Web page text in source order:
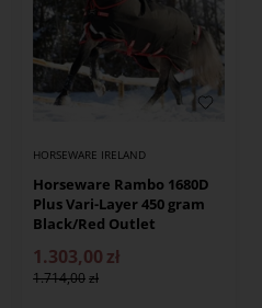
HORSEWARE IRELAND
Horseware Rambo 1680D
Plus Vari-Layer 450 gram
Black/Red Outlet
1.303,00 zł
1.714,00